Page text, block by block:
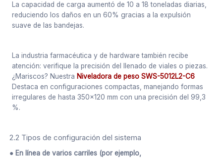
La capacidad de carga aumentó de 10 a 18 toneladas diarias,
reduciendo los daños en un 60% gracias a la expulsión
suave de las bandejas.
La industria farmacéutica y de hardware también recibe
atención: verifique la precisión del llenado de viales o piezas.
¿Mariscos? Nuestra Niveladora de peso SWS-5012L2-C6
Destaca en configuraciones compactas, manejando formas
irregulares de hasta 350x120 mm con una precisión del 99,3
%.
2.2 Tipos de configuración del sistema
● En línea de varios carriles (por ejemplo,